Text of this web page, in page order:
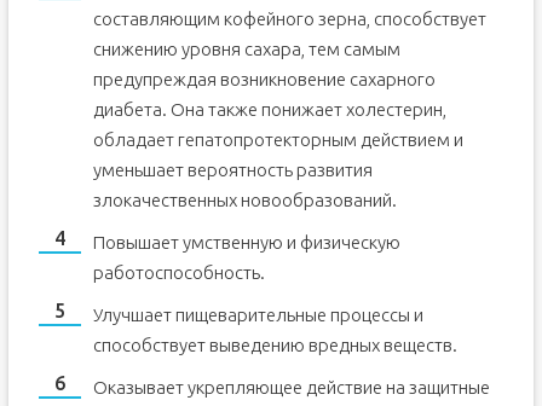
составляющим кофейного зерна, способствует
снижению уровня сахара, тем самым
предупреждая возникновение сахарного
диабета. Она также понижает холестерин,
обладает гепатопротекторным действием и
уменьшает вероятность развития
злокачественных новообразований.
Повышает умственную и физическую
работоспособность.
Улучшает пищеварительные процессы и
способствует выведению вредных веществ.
Оказывает укрепляющее действие на защитные